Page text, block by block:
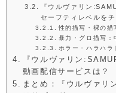
『ウルヴァリン
セーフティレベルをチ
性的描写・裸の描
暴力・グロ描写：
ホラー・ハラハ
『ウルヴァリン
動画配信サービスは？
まとめ：『ウルヴァリ